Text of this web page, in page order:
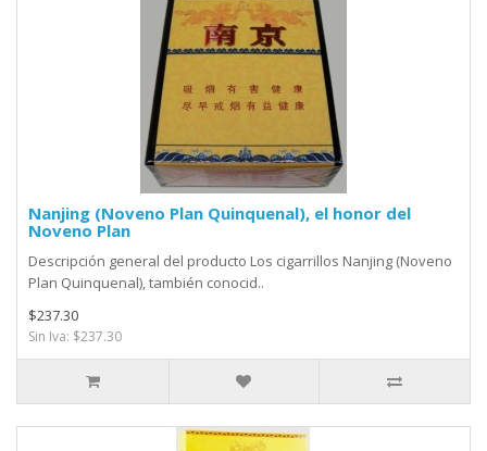
Nanjing (Noveno Plan Quinquenal), el honor del
Noveno Plan
Descripción general del producto Los cigarrillos Nanjing (Noveno
Plan Quinquenal), también conocid..
$237.30
Sin Iva: $237.30